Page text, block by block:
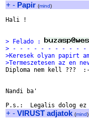
+ - Papir (mind)
Hali !
> Felado :
> - - - - - - - - - -
>Keresek olyan papirt
>Termeszetesen az en
Diploma nem kell ???
Nandi ba'
+ - VIRUST adjatok (mind)